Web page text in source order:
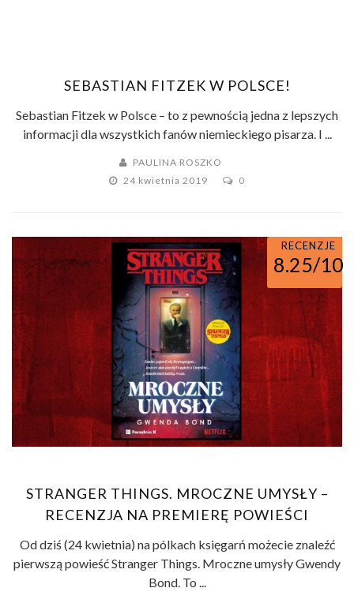
SEBASTIAN FITZEK W POLSCE!
Sebastian Fitzek w Polsce – to z pewnością jedna z lepszych
informacji dla wszystkich fanów niemieckiego pisarza. I ...
PAULINA ROSZKO
24 kwietnia 2019
0
RECENZJE
8.25/10
STRANGER THINGS. MROCZNE UMYSŁY –
RECENZJA NA PREMIERĘ POWIEŚCI
Od dziś (24 kwietnia) na pólkach księgarń możecie znaleźć
pierwszą powieść Stranger Things. Mroczne umysły Gwendy
Bond. To ...